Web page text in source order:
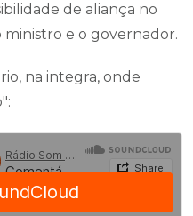
de aliança no
e o governador.
na integra, onde